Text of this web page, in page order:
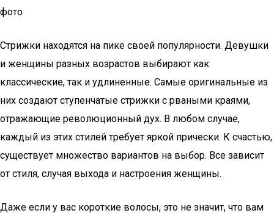
фото
Стрижки находятся на пике своей популярности. Девушки
и женщины разных возрастов выбирают как
классические, так и удлиненные. Самые оригинальные из
них создают ступенчатые стрижки с рваными краями,
отражающие революционный дух. В любом случае,
каждый из этих стилей требует яркой прически. К счастью,
существует множество вариантов на выбор. Все зависит
от стиля, случая выхода и настроения женщины.
Даже если у вас короткие волосы, это не значит, что вам